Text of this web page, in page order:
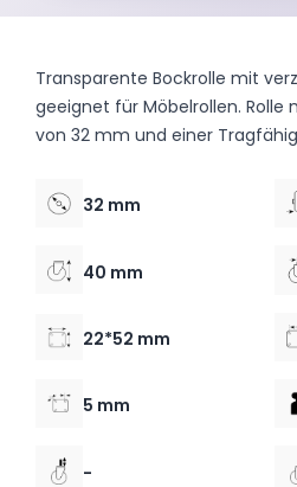
Transparente Bockrolle mit
geeignet für Möbelrollen.
von 32 mm und einer
32 mm
40 mm
22*52 mm
5 mm
-